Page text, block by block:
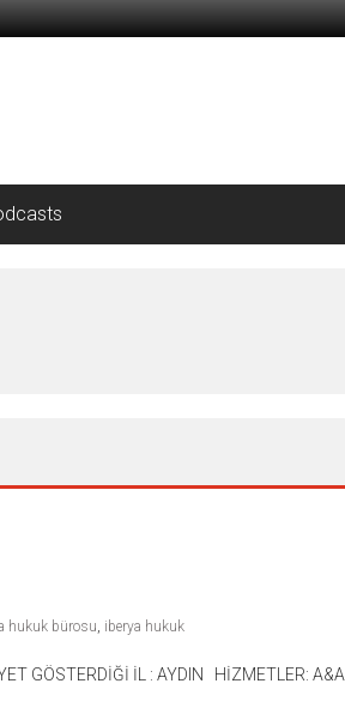
hukuk bürosu, iberya hukuk
GÖSTERDİĞİ İL : AYDIN HİZMETLER: A&A